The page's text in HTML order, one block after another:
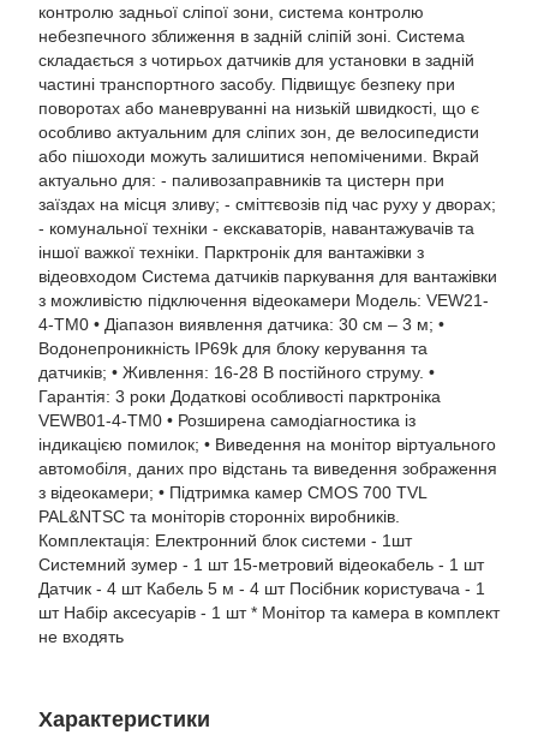
контролю задньої сліпої зони, система контролю
небезпечного зближення в задній сліпій зоні. Система
складається з чотирьох датчиків для установки в задній
частині транспортного засобу. Підвищує безпеку при
поворотах або маневруванні на низькій швидкості, що є
особливо актуальним для сліпих зон, де велосипедисти
або пішоходи можуть залишитися непоміченими. Вкрай
актуально для: - паливозаправників та цистерн при
заїздах на місця зливу; - сміттєвозів під час руху у дворах;
- комунальної техніки - екскаваторів, навантажувачів та
іншої важкої техніки. Парктронік для вантажівки з
відеовходом Система датчиків паркування для вантажівки
з можливістю підключення відеокамери Модель: VEW21-
4-TM0 • Діапазон виявлення датчика: 30 см – 3 м; •
Водонепроникність IP69k для блоку керування та
датчиків; • Живлення: 16-28 В постійного струму. •
Гарантія: 3 роки Додаткові особливості парктроніка
VEWB01-4-TM0 • Розширена самодіагностика із
індикацією помилок; • Виведення на монітор віртуального
автомобіля, даних про відстань та виведення зображення
з відеокамери; • Підтримка камер CMOS 700 TVL
PAL&NTSC та моніторів сторонніх виробників.
Комплектація: Електронний блок системи - 1шт
Системний зумер - 1 шт 15-метровий відеокабель - 1 шт
Датчик - 4 шт Кабель 5 м - 4 шт Посібник користувача - 1
шт Набір аксесуарів - 1 шт * Монітор та камера в комплект
не входять
Характеристики